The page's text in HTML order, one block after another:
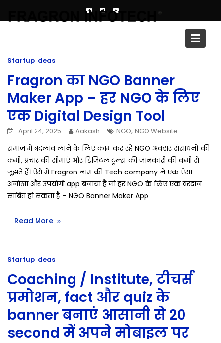
Startup Ideas
Fragron का NGO Banner
Maker App – हर NGO के लिए
एक Digital Design Tool
April 24, 2025 Aakash NGO, NGO Website
समाज में बदलाव लाने के लिए काम कर रहे NGO अक्सर संसाधनों की
कमी, प्रचार की सीमाएं और डिजिटल टूल्स की जानकारी की कमी से
जूझते हैं। ऐसे में Fragron नाम की Tech company ने एक ऐसा
अनोखा और उपयोगी app बनाया है जो हर NGO के लिए एक वरदान
साबित हो सकता है – NGO Banner Maker App
Read More
Startup Ideas
Coaching / Institute, टीचर्स
प्रमोशन, fact और quiz के
banner बनाएं आसानी से 20
second में अपने मोबाइल पर